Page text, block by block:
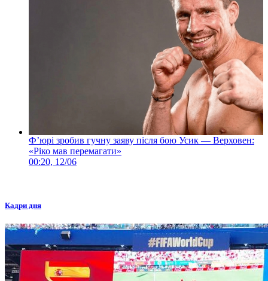
Ф’юрі зробив гучну заяву після бою Усик — Верховен:
«Ріко мав перемагати»
00:20, 12/06
Кадри дня